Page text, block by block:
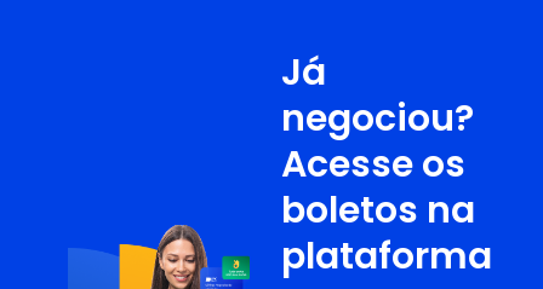
Já
negociou?
Acesse os
boletos na
plataforma